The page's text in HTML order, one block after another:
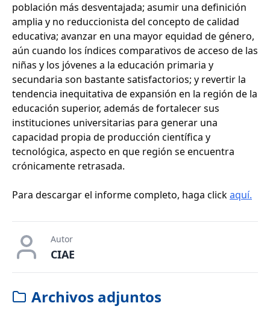
población más desventajada; asumir una definición
amplia y no reduccionista del concepto de calidad
educativa; avanzar en una mayor equidad de género,
aún cuando los índices comparativos de acceso de las
niñas y los jóvenes a la educación primaria y
secundaria son bastante satisfactorios; y revertir la
tendencia inequitativa de expansión en la región de la
educación superior, además de fortalecer sus
instituciones universitarias para generar una
capacidad propia de producción científica y
tecnológica, aspecto en que región se encuentra
crónicamente retrasada.
Para descargar el informe completo, haga clickaquí.
Autor
CIAE
Archivos adjuntos